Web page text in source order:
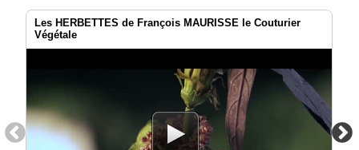
Les HERBETTES de François MAURISSE le Couturier
Végétale